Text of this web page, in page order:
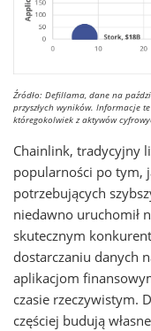
Źródło: Defillama, dane na
przyszłych wyników. Informacje
któregokolwiek z aktywów
Chainlink, tradycyjny
popularności po tym,
potrzebujących
niedawno uruchomił
skutecznym
dostarczaniu danych
aplikacjom
czasie rzeczywistym.
częściej budują